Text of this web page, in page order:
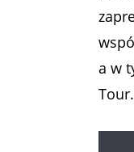
a w
Tour.